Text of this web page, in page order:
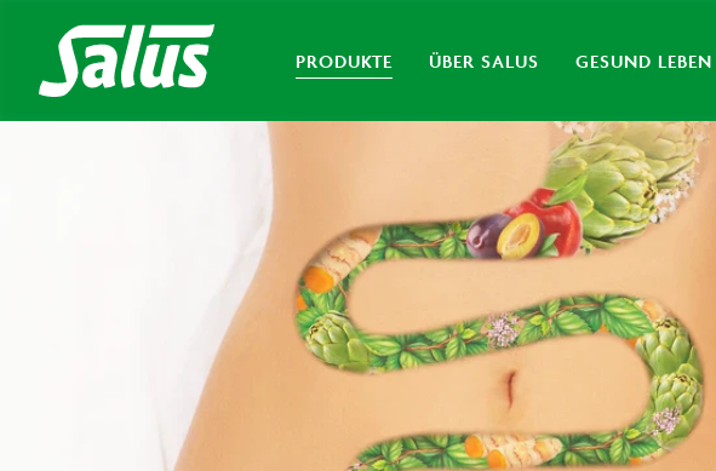
PRODUKTE ÜBER SALUS GESUND LEBEN